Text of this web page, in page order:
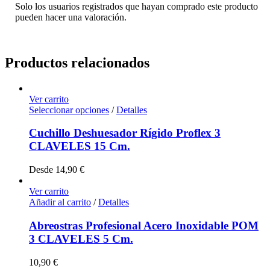
Solo los usuarios registrados que hayan comprado este producto
pueden hacer una valoración.
Productos relacionados
Ver carrito
Seleccionar opciones / Detalles
Cuchillo Deshuesador Rígido Proflex 3
CLAVELES 15 Cm.
Desde 14,90 €
Ver carrito
Añadir al carrito / Detalles
Abreostras Profesional Acero Inoxidable POM
3 CLAVELES 5 Cm.
10,90 €